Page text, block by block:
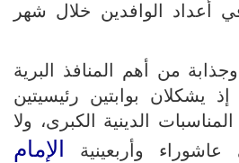
في أعداد الوافدين خلال شهر
من أهم المنافذ البرية
إذ يشكلان بوابتين رئيسيتين
الدينية الكبرى، ولا
وأربعينية
الإمام